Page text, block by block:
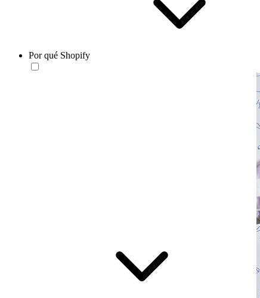
Por qué Shopify